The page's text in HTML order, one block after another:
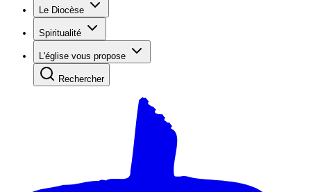
Le Diocèse
Spiritualité
L'église vous propose
Rechercher